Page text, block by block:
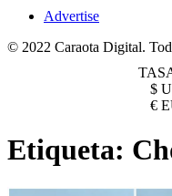
Advertise
© 2022 Caraota Digital.
$
€
Etiqueta: